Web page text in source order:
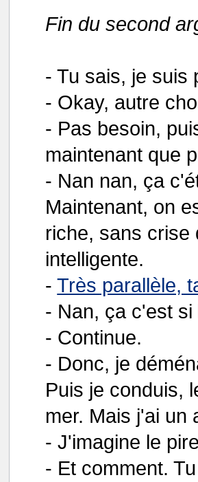
Fin du second
- Tu sais, je suis
- Okay, autre
- Pas besoin,
maintenant que
- Nan nan, ça
Maintenant, on
riche, sans crise
intelligente.
-Très parallèle,
- Nan, ça c'est
- Continue.
- Donc, je
Puis je conduis,
mer. Mais j'ai un
- J'imagine le
- Et comment.